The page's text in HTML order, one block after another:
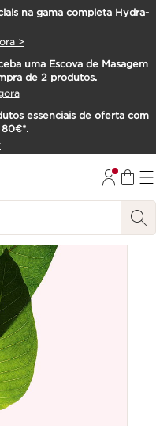
na gama completa Hydra-
>
uma Escova de Masagem
de 2 produtos.
essenciais de oferta com
80€*.